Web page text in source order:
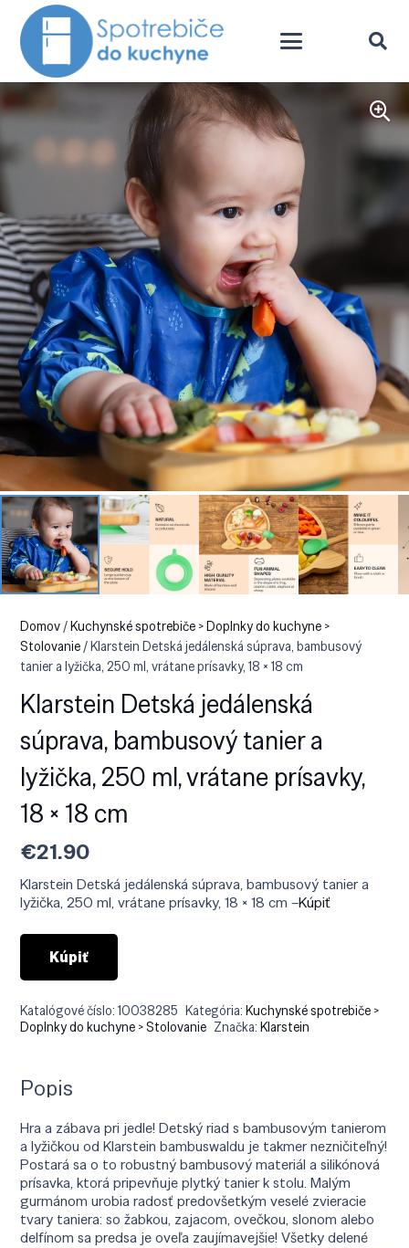
Domov/Kuchynské spotrebiče > Doplnky do kuchyne >
Stolovanie/ Klarstein Detská jedálenská súprava, bambusový
tanier a lyžička, 250 ml, vrátane prísavky, 18 × 18 cm
Klarstein Detská jedálenská
súprava, bambusový tanier a
lyžička, 250 ml, vrátane prísavky,
18 × 18 cm
€21.90
Klarstein Detská jedálenská súprava, bambusový tanier a
lyžička, 250 ml, vrátane prísavky, 18 × 18 cm –Kúpiť
Kúpiť
Katalógové číslo:10038285 Kategória:Kuchynské spotrebiče >
Doplnky do kuchyne > Stolovanie Značka:Klarstein
Popis
Hra a zábava pri jedle! Detský riad s bambusovým tanierom
a lyžičkou od Klarstein bambuswaldu je takmer nezničiteľný!
Postará sa o to robustný bambusový materiál a silikónová
prísavka, ktorá pripevňuje plytký tanier k stolu. Malým
gurmánom urobia radosť predovšetkým veselé zvieracie
tvary taniera: so žabkou, zajacom, ovečkou, slonom alebo
delfínom sa predsa je oveľa zaujímavejšie! Všetky delené